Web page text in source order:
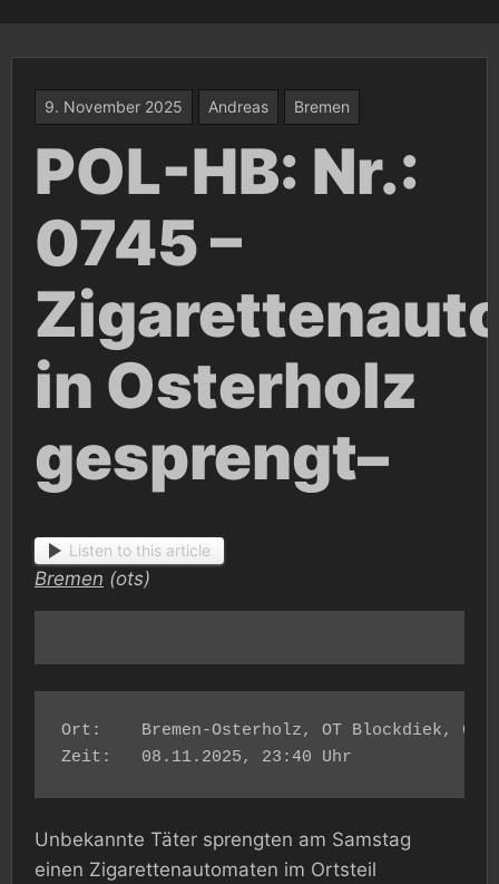
9. November 2025 Andreas Bremen
POL-HB: Nr.:
0745 –
in Osterholz
gesprengt–
Listen to this article
Bremen (ots)
Ort: 	Bremen-Osterholz, OT Blockdiek, Günther-Hafermann-Straße
Zeit: 	08.11.2025, 23:40 Uhr
Unbekannte Täter sprengten am Samstag
einen Zigarettenautomaten im Ortsteil